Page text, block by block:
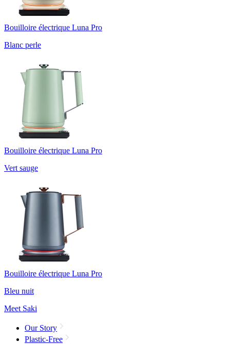
Bouilloire électrique Luna Pro
Blanc perle
Bouilloire électrique Luna Pro
Vert sauge
Bouilloire électrique Luna Pro
Bleu nuit
Meet Saki
Our Story
Plastic-Free